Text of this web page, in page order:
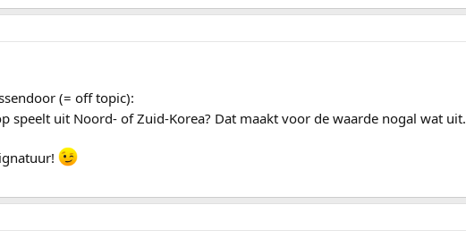
(= off topic):
speelt uit Noord- of Zuid-Korea? Dat maakt voor de waarde nogal wat uit.